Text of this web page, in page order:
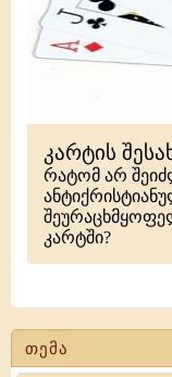
თემა
კარტის
რატომ არ
კარტში?